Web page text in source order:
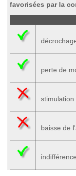
favorisées par la
perte de
stimulation
baisse de